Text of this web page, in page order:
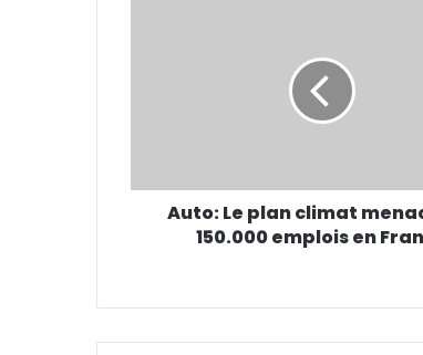
Auto: Le plan climat
150.000 emplois en